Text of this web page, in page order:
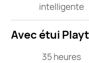
intelligente
Avec étui
35 heures